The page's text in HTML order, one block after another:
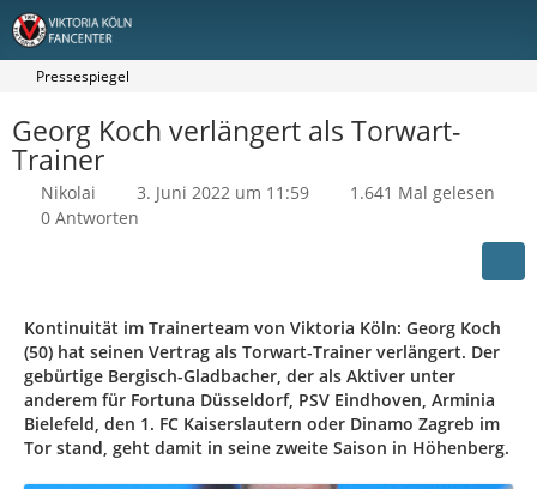
Pressespiegel
Georg Koch verlängert als Torwart-
Trainer
Nikolai 3. Juni 2022 um 11:59
1.641 Mal gelesen
0 Antworten
Kontinuität im Trainerteam von Viktoria Köln: Georg Koch
(50) hat seinen Vertrag als Torwart-Trainer verlängert. Der
gebürtige Bergisch-Gladbacher, der als Aktiver unter
anderem für Fortuna Düsseldorf, PSV Eindhoven, Arminia
Bielefeld, den 1. FC Kaiserslautern oder Dinamo Zagreb im
Tor stand, geht damit in seine zweite Saison in Höhenberg.